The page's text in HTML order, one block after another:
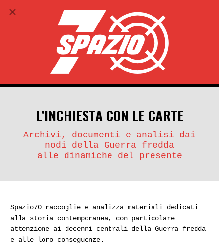
ABBONATI
search account_circle
L’INCHIESTA CON LE CARTE
Archivi, documenti e analisi dai
nodi della Guerra fredda
alle dinamiche del presente
Spazio70 raccoglie e analizza materiali dedicati
alla storia contemporanea, con particolare
attenzione ai decenni centrali della Guerra fredda
e alle loro conseguenze.